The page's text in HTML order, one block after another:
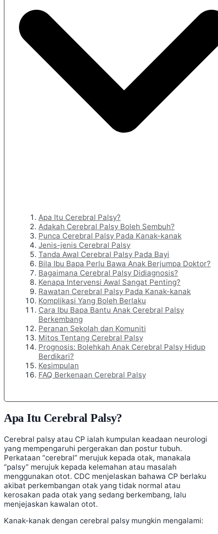
Apa Itu Cerebral Palsy?
Adakah Cerebral Palsy Boleh Sembuh?
Punca Cerebral Palsy Pada Kanak-kanak
Jenis-jenis Cerebral Palsy
Tanda Awal Cerebral Palsy Pada Bayi
Bila Ibu Bapa Perlu Bawa Anak Berjumpa Doktor?
Bagaimana Cerebral Palsy Didiagnosis?
Kenapa Intervensi Awal Sangat Penting?
Rawatan Cerebral Palsy Pada Kanak-kanak
Komplikasi Yang Boleh Berlaku
Cara Ibu Bapa Bantu Anak Cerebral Palsy
Berkembang
Peranan Sekolah dan Komuniti
Mitos Tentang Cerebral Palsy
Prognosis: Bolehkah Anak Cerebral Palsy Hidup
Berdikari?
Kesimpulan
FAQ Berkenaan Cerebral Palsy
Apa Itu Cerebral Palsy?
Cerebral palsy atau CP ialah kumpulan keadaan neurologi
yang mempengaruhi pergerakan dan postur tubuh.
Perkataan “cerebral” merujuk kepada otak, manakala
“palsy” merujuk kepada kelemahan atau masalah
menggunakan otot. CDC menjelaskan bahawa CP berlaku
akibat perkembangan otak yang tidak normal atau
kerosakan pada otak yang sedang berkembang, lalu
menjejaskan kawalan otot.
Kanak-kanak dengan cerebral palsy mungkin mengalami: